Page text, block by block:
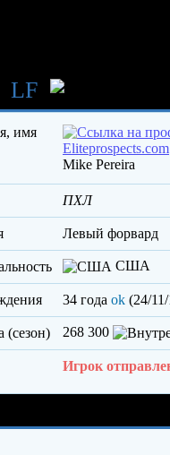
LF
имя
Mike Pereira
ПХЛ
левый форвард
США
34 года ok (24/
(сезон) 268 300
Игрок